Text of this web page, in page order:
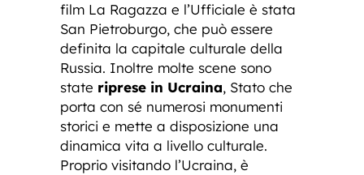
film La Ragazza e l’Ufficiale è stata
San Pietroburgo, che può essere
definita la capitale culturale della
Russia. Inoltre molte scene sono
state riprese in Ucraina, Stato che
porta con sé numerosi monumenti
storici e mette a disposizione una
dinamica vita a livello culturale.
Proprio visitando l’Ucraina, è